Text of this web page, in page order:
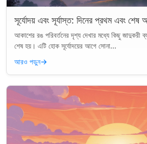
সূর্যোদয় এবং সূর্যাস্ত: দিনের প্রথম এবং শেষ
আকাশের রঙ পরিবর্তনের দৃশ্য দেখার মধ্যে কিছু জাদুকরী
শেষ হয়। এটি হোক সূর্যোদয়ের আগে সোনা...
আরও পড়ুন→